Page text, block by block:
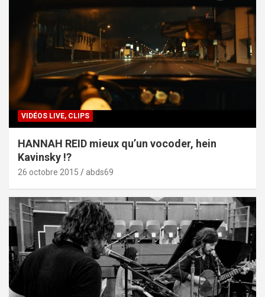
VIDÉOS LIVE, CLIPS
HANNAH REID mieux qu’un vocoder, hein
Kavinsky !?
26 octobre 2015 abds69